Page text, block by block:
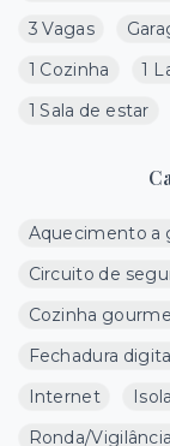
3 Vagas
1 Cozinha
1
1 Sala de estar
Aquecimento a
Circuito de
Cozinha
Fechadura digital
Internet
Ronda/Vigilância